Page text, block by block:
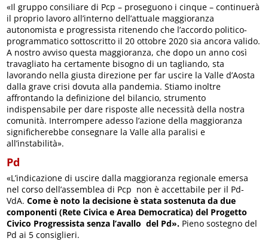
«Il gruppo consiliare di Pcp – proseguono i cinque – continuerà
il proprio lavoro all’interno dell’attuale maggioranza
autonomista e progressista ritenendo che l’accordo politico-
programmatico sottoscritto il 20 ottobre 2020 sia ancora valido.
A nostro avviso questa maggioranza, che dopo un anno così
travagliato ha certamente bisogno di un tagliando, sta
lavorando nella giusta direzione per far uscire la Valle d’Aosta
dalla grave crisi dovuta alla pandemia. Stiamo inoltre
affrontando la definizione del bilancio, strumento
indispensabile per dare risposte alle necessità della nostra
comunità. Interrompere adesso l’azione della maggioranza
significherebbe consegnare la Valle alla paralisi e
all’instabilità».
Pd
«L’indicazione di uscire dalla maggioranza regionale emersa
nel corso dell’assemblea di Pcp non è accettabile per il Pd-
VdA.Come è noto la decisione è stata sostenuta da due
componenti (Rete Civica e Area Democratica) del Progetto
Civico Progressista senza l’avallo del Pd». Pieno sostegno del
Pd ai 5 consiglieri.